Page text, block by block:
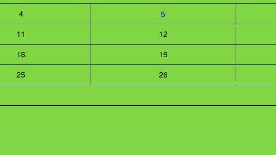
4
5
11
12
18
19
25
26